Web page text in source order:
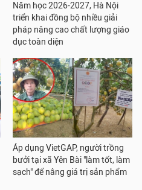
Năm học 2026-2027, Hà Nội
triển khai đồng bộ nhiều giải
pháp nâng cao chất lượng giáo
dục toàn diện
Áp dụng VietGAP, người trồng
bưởi tại xã Yên Bài "làm tốt, làm
sạch" để nâng giá trị sản phẩm